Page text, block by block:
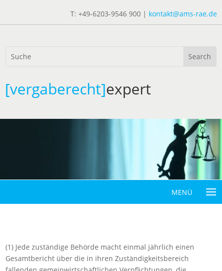
T: +49-6203-9546 900 | kontakt@ams-rae.de
[vergaberecht]expert
(1) Jede zuständige Behörde macht einmal jährlich einen
Gesamtbericht über die in ihren Zuständigkeitsbereich